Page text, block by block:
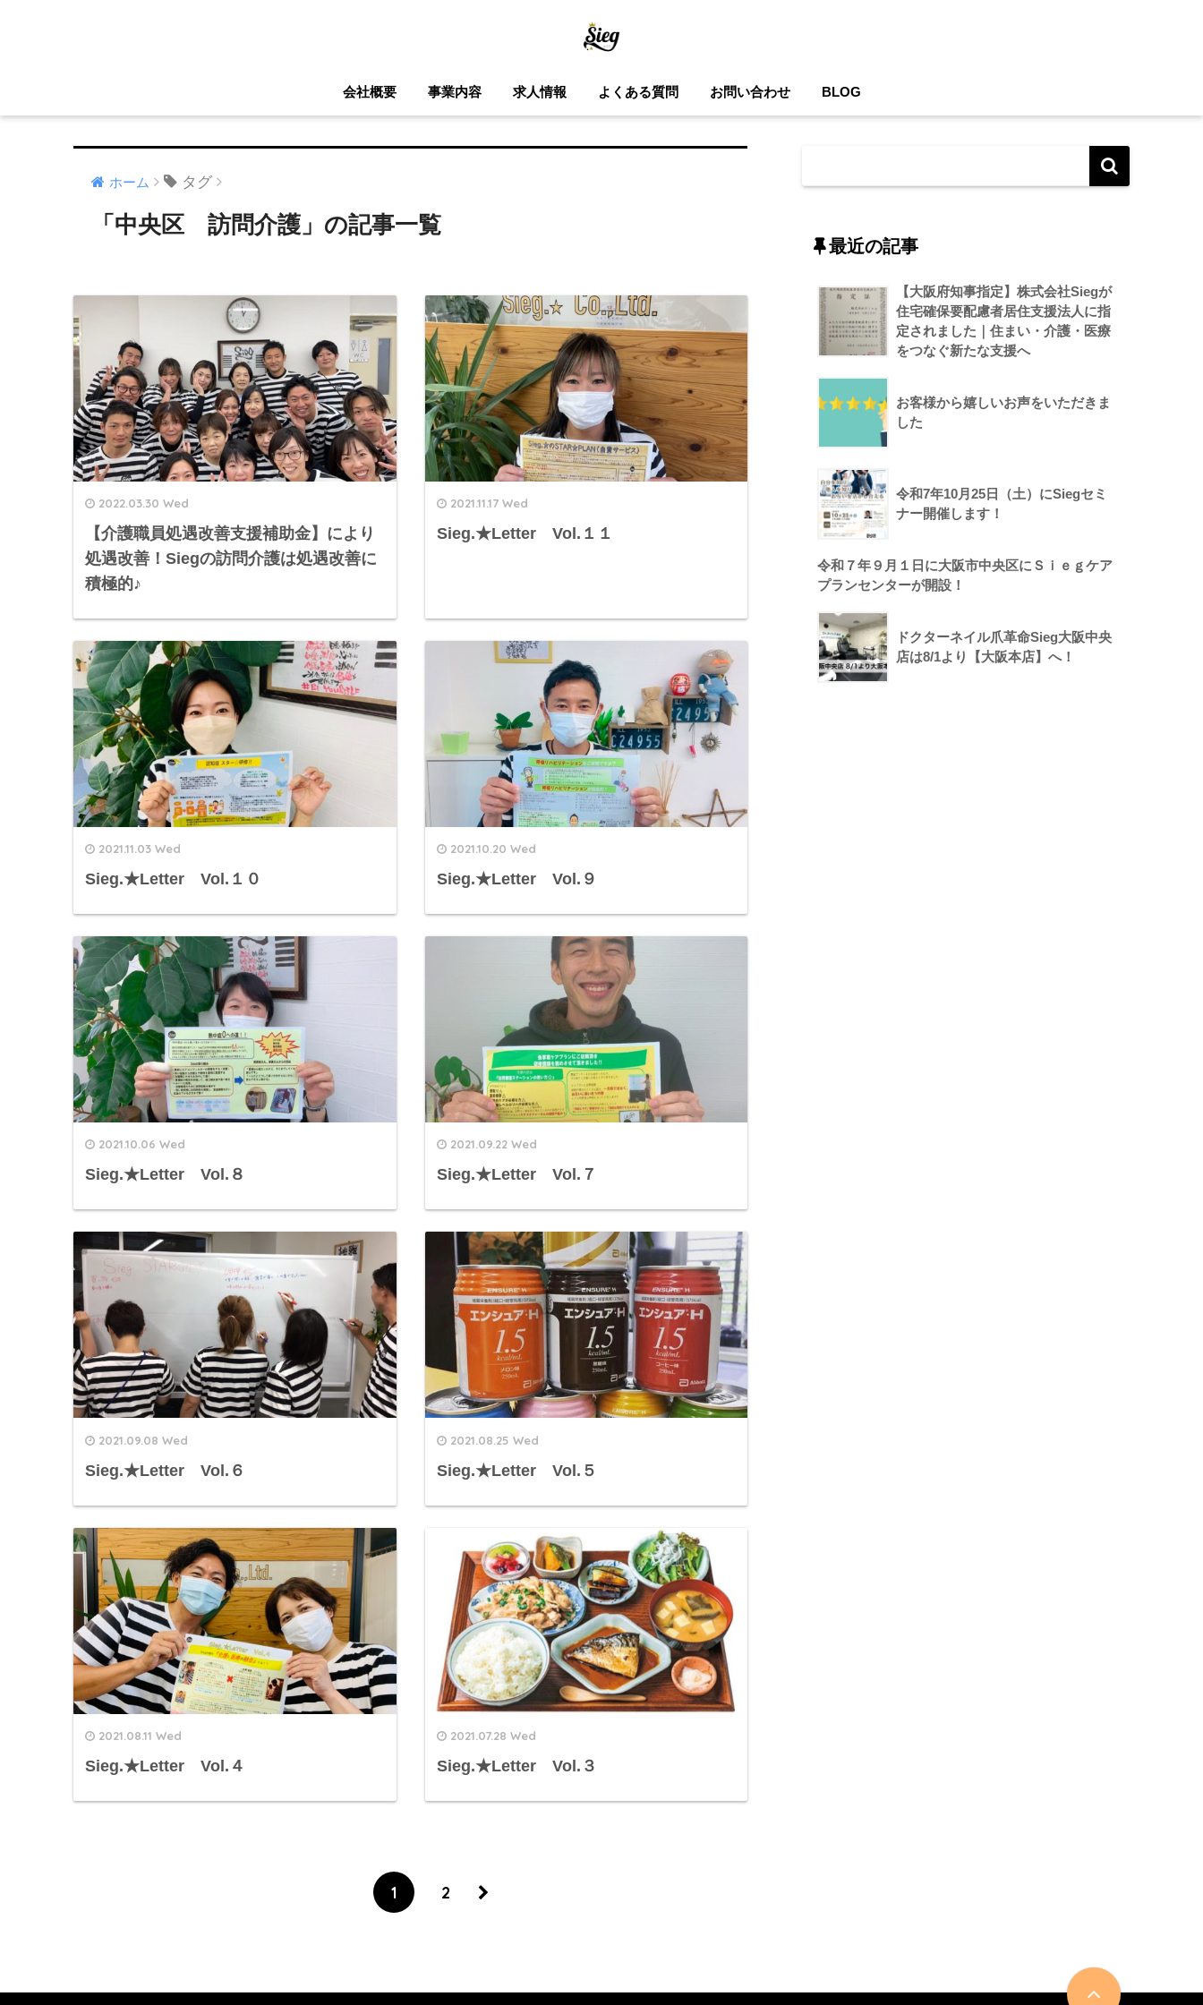
会社概要 事業内容 求人情報 よくある質問 お問い合わせ BLOG
ホーム タグ
「中央区 訪問介護」の記事一覧
2022.03.30 Wed
【介護職員処遇改善支援補助金】により
処遇改善！Siegの訪問介護は処遇改善に
積極的♪
2021.11.17 Wed
Sieg.★Letter Vol.１１
2021.11.03 Wed
Sieg.★Letter Vol.１０
2021.10.20 Wed
Sieg.★Letter Vol.９
2021.10.06 Wed
Sieg.★Letter Vol.８
2021.09.22 Wed
Sieg.★Letter Vol.７
2021.09.08 Wed
Sieg.★Letter Vol.６
2021.08.25 Wed
Sieg.★Letter Vol.５
2021.08.11 Wed
Sieg.★Letter Vol.４
2021.07.28 Wed
Sieg.★Letter Vol.３
1 2
最近の記事
【大阪府知事指定】株式会社Siegが
住宅確保要配慮者居住支援法人に指
定されました｜住まい・介護・医療
をつなぐ新たな支援へ
お客様から嬉しいお声をいただきま
した
令和7年10月25日（土）にSiegセミ
ナー開催します！
令和７年９月１日に大阪市中央区にＳｉｅｇケア
プランセンターが開設！
ドクターネイル爪革命Sieg大阪中央
店は8/1より【大阪本店】へ！